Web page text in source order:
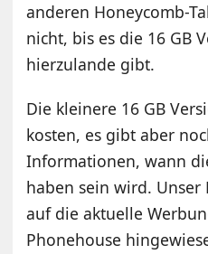
anderen Honeycomb-
nicht, bis es die 16 GB
hierzulande gibt.
Die kleinere 16 GB
kosten, es gibt aber
Informationen, wann
haben sein wird. Unser
auf die aktuelle
Phonehouse